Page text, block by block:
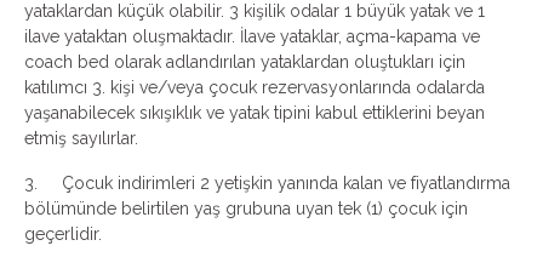
yataklardan küçük olabilir. 3 kişilik odalar 1 büyük yatak ve 1
ilave yataktan oluşmaktadır. İlave yataklar, açma-kapama ve
coach bed olarak adlandırılan yataklardan oluştukları için
katılımcı 3. kişi ve/veya çocuk rezervasyonlarında odalarda
yaşanabilecek sıkışıklık ve yatak tipini kabul ettiklerini beyan
etmiş sayılırlar.
3. Çocuk indirimleri 2 yetişkin yanında kalan ve fiyatlandırma
bölümünde belirtilen yaş grubuna uyan tek (1) çocuk için
geçerlidir.